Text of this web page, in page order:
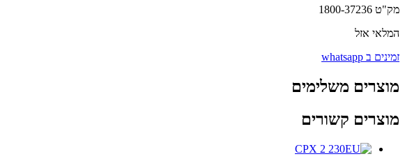
מק"ט 1800-37236
המלאי אזל
זמינים ב whatsapp
מוצרים משלימים
מוצרים קשורים